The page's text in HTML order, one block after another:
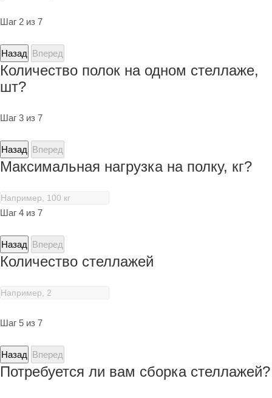
Шаг 2 из 7
Назад Вперед
Количество полок на одном стеллаже,
шт?
Шаг 3 из 7
Назад Вперед
Максимальная нагрузка на полку, кг?
Шаг 4 из 7
Назад Вперед
Количество стеллажей
Шаг 5 из 7
Назад Вперед
Потребуется ли вам сборка стеллажей?